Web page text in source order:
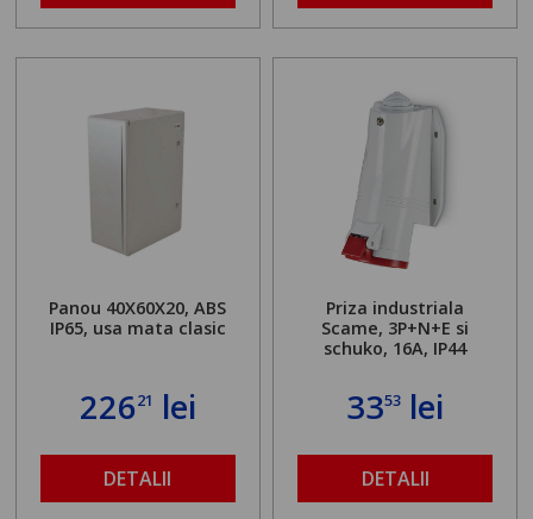
Panou 40X60X20, ABS
IP65, usa mata clasic
22621 lei
DETALII
Priza industriala
Scame, 3P+N+E si
schuko, 16A, IP44
3353 lei
DETALII